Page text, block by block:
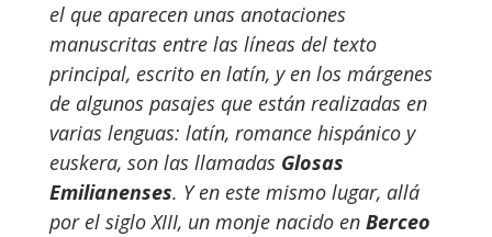
el que aparecen unas anotaciones
manuscritas entre las líneas del texto
principal, escrito en latín, y en los márgenes
de algunos pasajes que están realizadas en
varias lenguas: latín, romance hispánico y
euskera, son las llamadas Glosas
Emilianenses. Y en este mismo lugar, allá
por el siglo XIII, un monje nacido en Berceo